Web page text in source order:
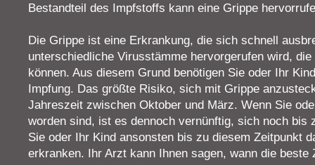
Bestandteil des Impfstoffs kann eine Grippe
Die Grippe ist eine Erkrankung, die sich schnell
unterschiedliche Virusstämme hervorgerufen wird,
können. Aus diesem Grund benötigen Sie oder Ihr
Impfung. Das größte Risiko, sich mit Grippe
Jahreszeit zwischen Oktober und März. Wenn Sie
worden sind, ist es dennoch vernünftig, sich noch bis
Sie oder Ihr Kind ansonsten bis zu diesem Zeitpunkt
erkranken. Ihr Arzt kann Ihnen sagen, wann die beste